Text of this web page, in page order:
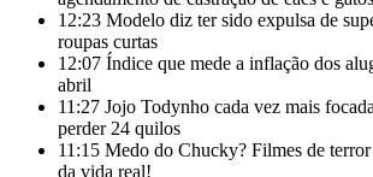
12:23 Modelo diz ter sido expulsa de
roupas curtas
12:07 Índice que mede a inflação dos
abril
11:27 Jojo Todynho cada vez mais
perder 24 quilos
11:15 Medo do Chucky? Filmes de terror
da vida real!